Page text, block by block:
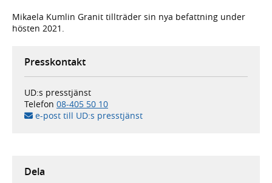
Mikaela Kumlin Granit tillträder sin nya befattning under
hösten 2021.
Presskontakt
UD:s presstjänst
Telefon 08-405 50 10
e-post till UD:s presstjänst
Dela